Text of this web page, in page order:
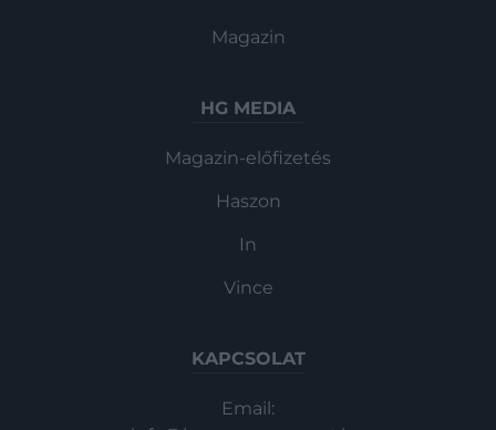
Magazin
HG MEDIA
Magazin-előfizetés
Haszon
In
Vince
KAPCSOLAT
Email: